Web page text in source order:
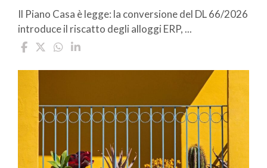
Il Piano Casa è legge: la conversione del DL 66/2026
introduce il riscatto degli alloggi ERP, ...